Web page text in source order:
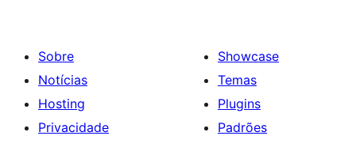
Sobre
Notícias
Hosting
Privacidade
Showcase
Temas
Plugins
Padrões